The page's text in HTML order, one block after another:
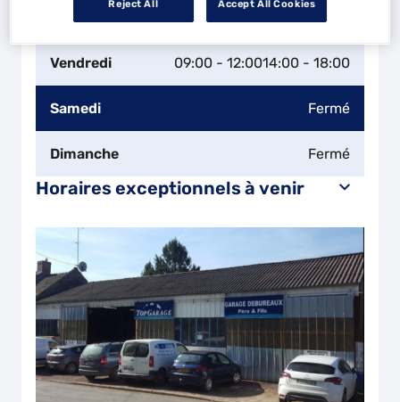
Jeudi 09:00 - 12:00 14:00 - 18:00
Vendredi 09:00 - 12:0014:00 - 18:00
Samedi Fermé
Dimanche Fermé
Horaires exceptionnels à venir
Reject All Accept All Cookies